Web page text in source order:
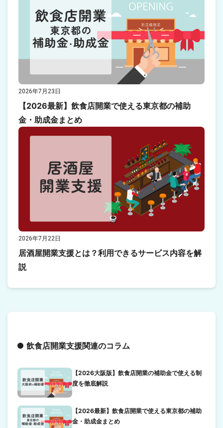
2026年7月23日
【2026最新】飲食店開業で使える東京都の補助
金・助成金まとめ
2026年7月22日
居酒屋開業支援とは？利用できるサービス内容を解
説
飲食店開業支援関連のコラム
【2026大阪版】飲食店開業の補助金で使える制
度を徹底解説
【2026最新】飲食店開業で使える東京都の補助
金・助成金まとめ